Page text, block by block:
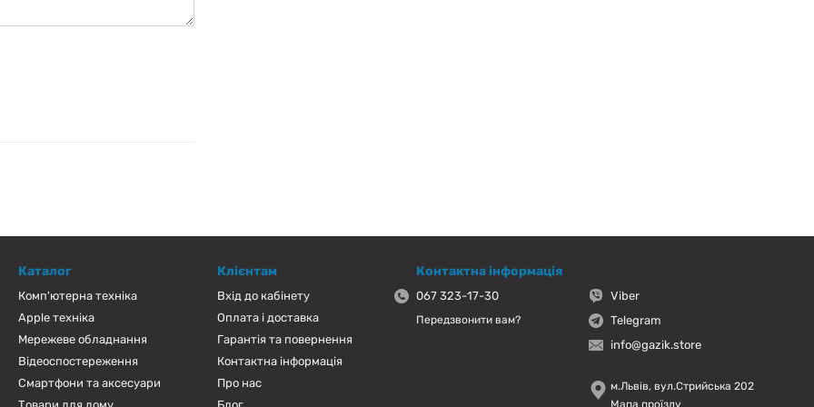
Каталог
Комп'ютерна техніка
Apple техніка
Мережеве обладнання
Відеоспостереження
Смартфони та аксесуари
Клієнтам
Вхід до кабінету
Оплата і доставка
Гарантія та повернення
Контактна інформація
Про нас
Контактна інформація
067 323-17-30
Передзвонити вам?
Viber
Telegram
info@gazik.store
м.Львів, вул.Стрийська 202
Мапа проїзду